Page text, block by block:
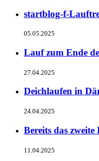
startblog-f-
05.05.2025
Lauf zum Ende
27.04.2025
Deichlaufen in
24.04.2025
Bereits das
11.04.2025